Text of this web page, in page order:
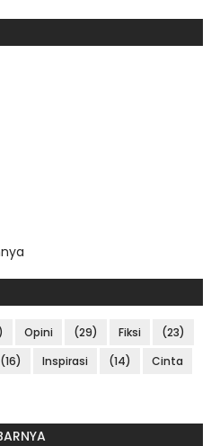
Opini (29) Fiksi
(23)
(16) Inspirasi (14)
Cinta